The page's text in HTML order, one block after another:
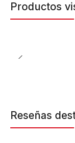
Productos
Reseñas